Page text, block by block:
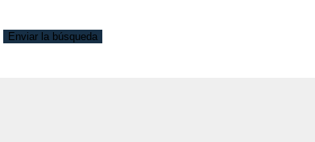
Enviar la búsqueda